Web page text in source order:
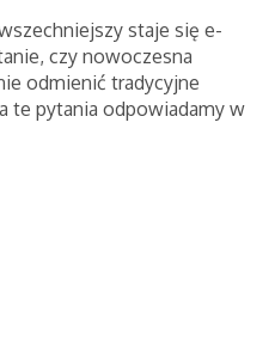
staje się e-
czy nowoczesna
odmienić tradycyjne
te pytania odpowiadamy w